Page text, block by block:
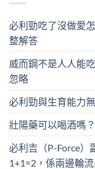
必利勁吃了沒做愛
整解答
威而鋼不是人人能
忽略
必利勁與生育能力
壯陽藥可以喝酒嗎
必利吉（P-Force）
1+1=2，係兩邊輪